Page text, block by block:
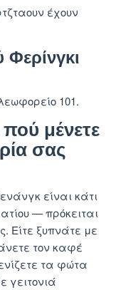
έχουν
101.
μένετε
σας
είναι κάτι
— πρόκειται
Είτε ξυπνάτε με
τον καφέ
τα φώτα
γειτονιά